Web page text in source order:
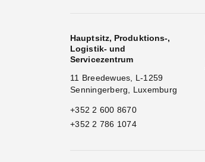
Hauptsitz, Produktions-,
Logistik- und
Servicezentrum
11 Breedewues, L-1259
Senningerberg, Luxemburg
+352 2 600 8670
+352 2 786 1074